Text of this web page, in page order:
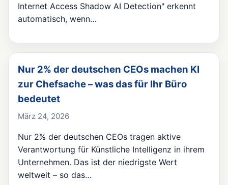
Internet Access Shadow AI Detection" erkennt
automatisch, wenn…
Nur 2% der deutschen CEOs machen KI
zur Chefsache – was das für Ihr Büro
bedeutet
März 24, 2026
Nur 2% der deutschen CEOs tragen aktive
Verantwortung für Künstliche Intelligenz in ihrem
Unternehmen. Das ist der niedrigste Wert
weltweit – so das…